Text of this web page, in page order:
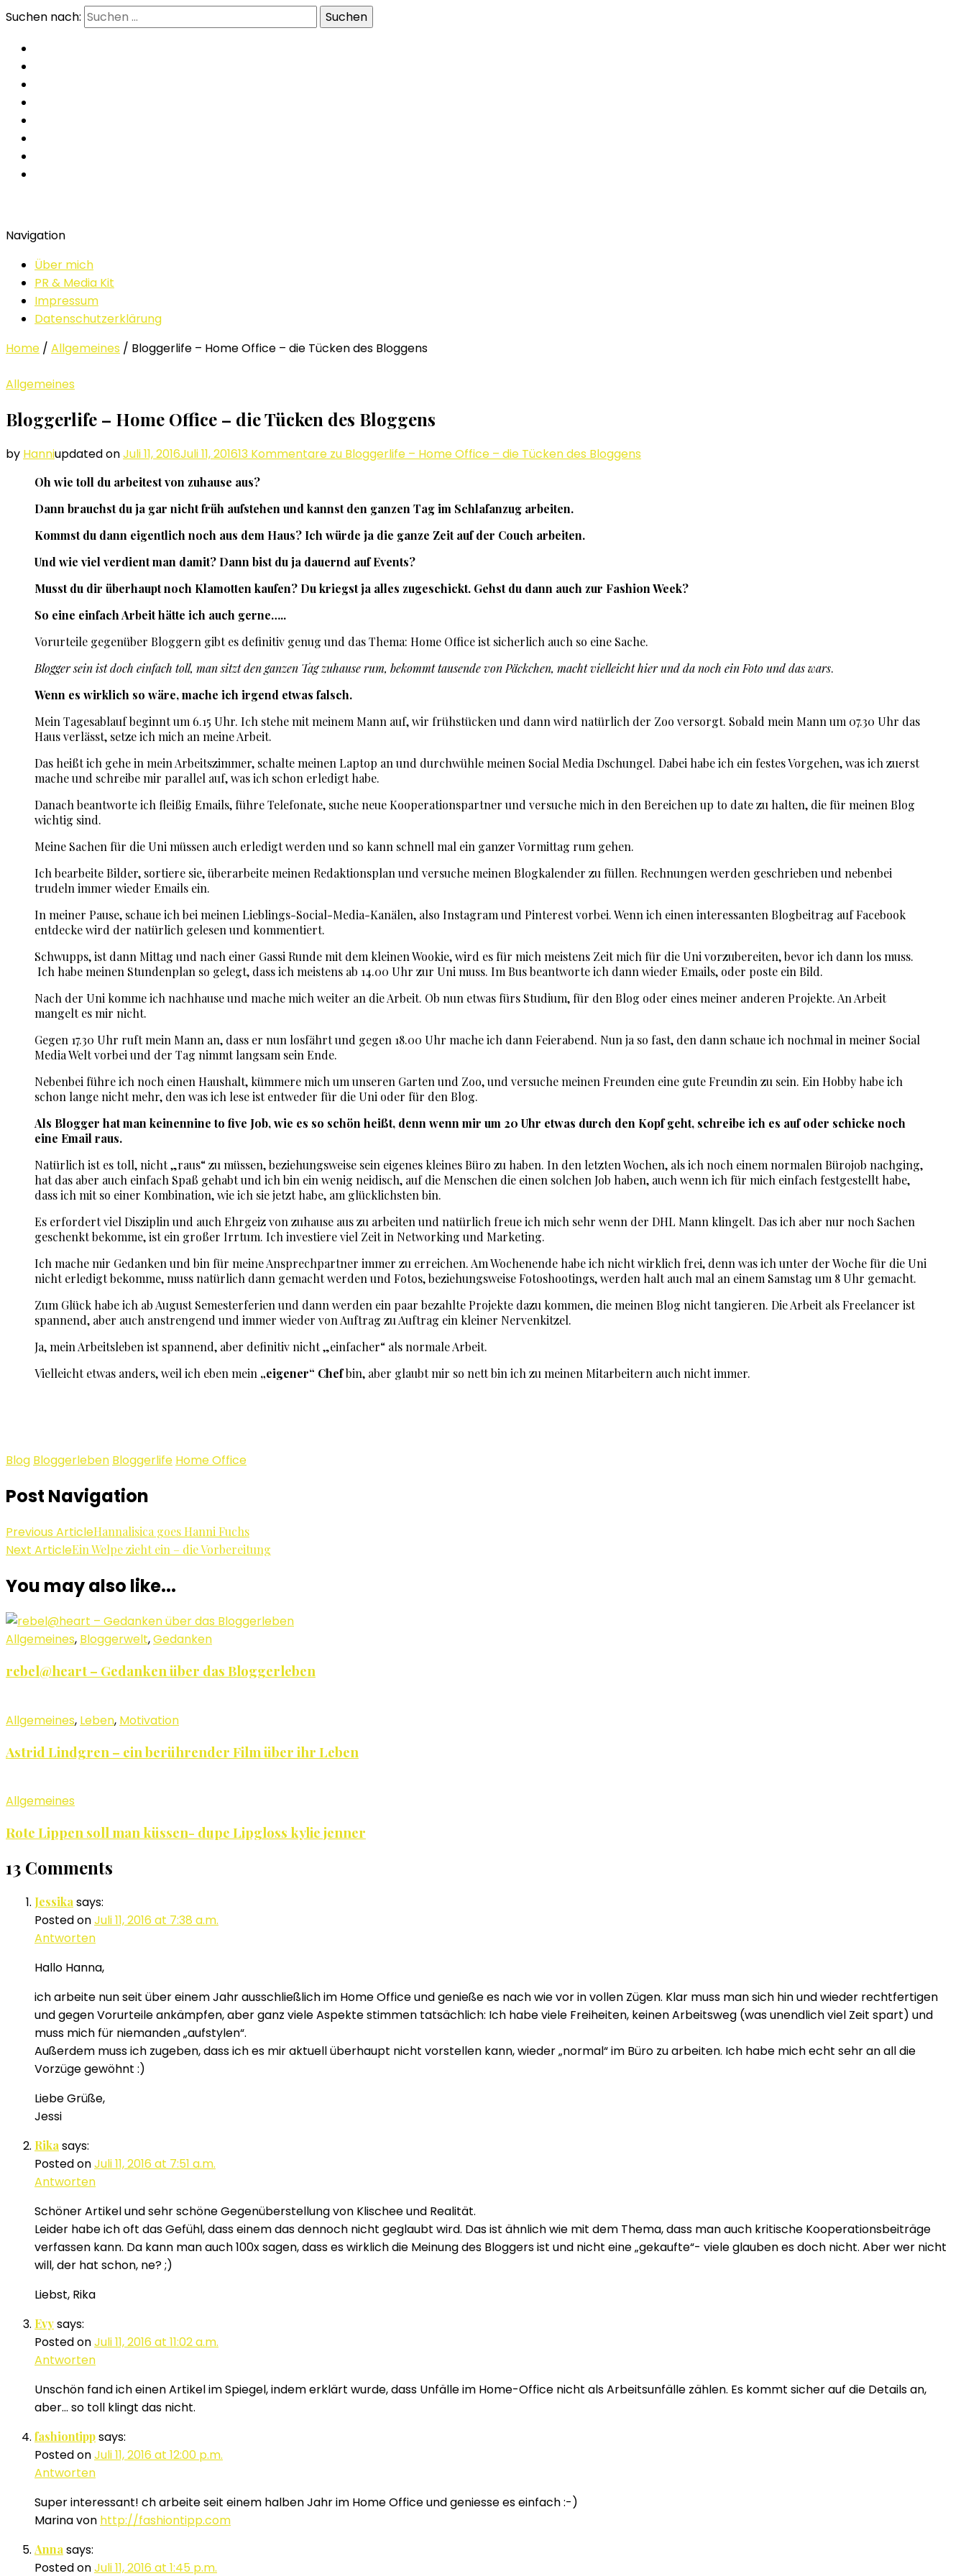
Suchen nach:
Navigation
Über mich
PR & Media Kit
Impressum
Datenschutzerklärung
Home / Allgemeines / Bloggerlife – Home Office – die Tücken des Bloggens
Allgemeines
Bloggerlife – Home Office – die Tücken des Bloggens
by Hanniupdated onJuli 11, 2016Juli 11, 201613 Kommentare zu Bloggerlife – Home Office – die Tücken des Bloggens
Oh wie toll du arbeitest von zuhause aus?
Dann brauchst du ja gar nicht früh aufstehen und kannst den ganzen Tag im Schlafanzug arbeiten.
Kommst du dann eigentlich noch aus dem Haus? Ich würde ja die ganze Zeit auf der Couch arbeiten.
Und wie viel verdient man damit? Dann bist du ja dauernd auf Events?
Musst du dir überhaupt noch Klamotten kaufen? Du kriegst ja alles zugeschickt. Gehst du dann auch zur Fashion Week?
So eine einfach Arbeit hätte ich auch gerne…..
Vorurteile gegenüber Bloggern gibt es definitiv genug und das Thema: Home Office ist sicherlich auch so eine Sache.
Blogger sein ist doch einfach toll, man sitzt den ganzen Tag zuhause rum, bekommt tausende von Päckchen, macht vielleicht hier und da noch ein Foto und das wars.
Wenn es wirklich so wäre, mache ich irgend etwas falsch.
Mein Tagesablauf beginnt um 6.15 Uhr. Ich stehe mit meinem Mann auf, wir frühstücken und dann wird natürlich der Zoo versorgt. Sobald mein Mann um 07.30 Uhr das
Haus verlässt, setze ich mich an meine Arbeit.
Das heißt ich gehe in mein Arbeitszimmer, schalte meinen Laptop an und durchwühle meinen Social Media Dschungel. Dabei habe ich ein festes Vorgehen, was ich zuerst
mache und schreibe mir parallel auf, was ich schon erledigt habe.
Danach beantworte ich fleißig Emails, führe Telefonate, suche neue Kooperationspartner und versuche mich in den Bereichen up to date zu halten, die für meinen Blog
wichtig sind.
Meine Sachen für die Uni müssen auch erledigt werden und so kann schnell mal ein ganzer Vormittag rum gehen.
Ich bearbeite Bilder, sortiere sie, überarbeite meinen Redaktionsplan und versuche meinen Blogkalender zu füllen. Rechnungen werden geschrieben und nebenbei
trudeln immer wieder Emails ein.
In meiner Pause, schaue ich bei meinen Lieblings-Social-Media-Kanälen, also Instagram und Pinterest vorbei. Wenn ich einen interessanten Blogbeitrag auf Facebook
entdecke wird der natürlich gelesen und kommentiert.
Schwupps, ist dann Mittag und nach einer Gassi Runde mit dem kleinen Wookie, wird es für mich meistens Zeit mich für die Uni vorzubereiten, bevor ich dann los muss.
Ich habe meinen Stundenplan so gelegt, dass ich meistens ab 14.00 Uhr zur Uni muss. Im Bus beantworte ich dann wieder Emails, oder poste ein Bild.
Nach der Uni komme ich nachhause und mache mich weiter an die Arbeit. Ob nun etwas fürs Studium, für den Blog oder eines meiner anderen Projekte. An Arbeit
mangelt es mir nicht.
Gegen 17.30 Uhr ruft mein Mann an, dass er nun losfährt und gegen 18.00 Uhr mache ich dann Feierabend. Nun ja so fast, den dann schaue ich nochmal in meiner Social
Media Welt vorbei und der Tag nimmt langsam sein Ende.
Nebenbei führe ich noch einen Haushalt, kümmere mich um unseren Garten und Zoo, und versuche meinen Freunden eine gute Freundin zu sein. Ein Hobby habe ich
schon lange nicht mehr, den was ich lese ist entweder für die Uni oder für den Blog.
Als Blogger hat man keinennine to five Job, wie es so schön heißt, denn wenn mir um 20 Uhr etwas durch den Kopf geht, schreibe ich es auf oder schicke noch
eine Email raus.
Natürlich ist es toll, nicht „raus“ zu müssen, beziehungsweise sein eigenes kleines Büro zu haben. In den letzten Wochen, als ich noch einem normalen Bürojob nachging,
hat das aber auch einfach Spaß gehabt und ich bin ein wenig neidisch, auf die Menschen die einen solchen Job haben, auch wenn ich für mich einfach festgestellt habe,
dass ich mit so einer Kombination, wie ich sie jetzt habe, am glücklichsten bin.
Es erfordert viel Disziplin und auch Ehrgeiz von zuhause aus zu arbeiten und natürlich freue ich mich sehr wenn der DHL Mann klingelt. Das ich aber nur noch Sachen
geschenkt bekomme, ist ein großer Irrtum. Ich investiere viel Zeit in Networking und Marketing.
Ich mache mir Gedanken und bin für meine Ansprechpartner immer zu erreichen. Am Wochenende habe ich nicht wirklich frei, denn was ich unter der Woche für die Uni
nicht erledigt bekomme, muss natürlich dann gemacht werden und Fotos, beziehungsweise Fotoshootings, werden halt auch mal an einem Samstag um 8 Uhr gemacht.
Zum Glück habe ich ab August Semesterferien und dann werden ein paar bezahlte Projekte dazu kommen, die meinen Blog nicht tangieren. Die Arbeit als Freelancer ist
spannend, aber auch anstrengend und immer wieder von Auftrag zu Auftrag ein kleiner Nervenkitzel.
Ja, mein Arbeitsleben ist spannend, aber definitiv nicht „einfacher“ als normale Arbeit.
Vielleicht etwas anders, weil ich eben mein „eigener“ Chefbin, aber glaubt mir so nett bin ich zu meinen Mitarbeitern auch nicht immer.
Blog Bloggerleben Bloggerlife Home Office
Post Navigation
Previous ArticleHannalisica goes Hanni Fuchs
Next ArticleEin Welpe zieht ein – die Vorbereitung
You may also like...
Allgemeines, Bloggerwelt,Gedanken
rebel@heart – Gedanken über das Bloggerleben
Allgemeines, Leben, Motivation
Astrid Lindgren – ein berührender Film über ihr Leben
Allgemeines
Rote Lippen soll man küssen- dupe Lipgloss kylie jenner
13 Comments
Jessika says:
Posted onJuli 11, 2016 at 7:38 a.m.
Antworten
Hallo Hanna,
ich arbeite nun seit über einem Jahr ausschließlich im Home Office und genieße es nach wie vor in vollen Zügen. Klar muss man sich hin und wieder rechtfertigen
und gegen Vorurteile ankämpfen, aber ganz viele Aspekte stimmen tatsächlich: Ich habe viele Freiheiten, keinen Arbeitsweg (was unendlich viel Zeit spart) und
muss mich für niemanden „aufstylen“.
Außerdem muss ich zugeben, dass ich es mir aktuell überhaupt nicht vorstellen kann, wieder „normal“ im Büro zu arbeiten. Ich habe mich echt sehr an all die
Vorzüge gewöhnt :)
Liebe Grüße,
Jessi
Rika says:
Posted onJuli 11, 2016 at 7:51 a.m.
Antworten
Schöner Artikel und sehr schöne Gegenüberstellung von Klischee und Realität.
Leider habe ich oft das Gefühl, dass einem das dennoch nicht geglaubt wird. Das ist ähnlich wie mit dem Thema, dass man auch kritische Kooperationsbeiträge
verfassen kann. Da kann man auch 100x sagen, dass es wirklich die Meinung des Bloggers ist und nicht eine „gekaufte“- viele glauben es doch nicht. Aber wer nicht
will, der hat schon, ne? ;)
Liebst, Rika
Evysays:
Posted onJuli 11, 2016 at 11:02 a.m.
Antworten
Unschön fand ich einen Artikel im Spiegel, indem erklärt wurde, dass Unfälle im Home-Office nicht als Arbeitsunfälle zählen. Es kommt sicher auf die Details an,
aber… so toll klingt das nicht.
fashiontippsays:
Posted onJuli 11, 2016 at 12:00 p.m.
Antworten
Super interessant! ch arbeite seit einem halben Jahr im Home Office und geniesse es einfach :-)
Marina von http://fashiontipp.com
Anna says:
Posted onJuli 11, 2016 at 1:45 p.m.